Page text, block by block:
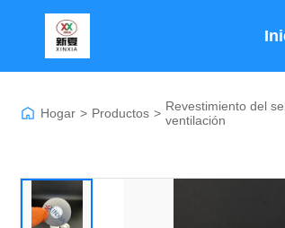
Hogar > Productos > Revestimiento del
ventilación